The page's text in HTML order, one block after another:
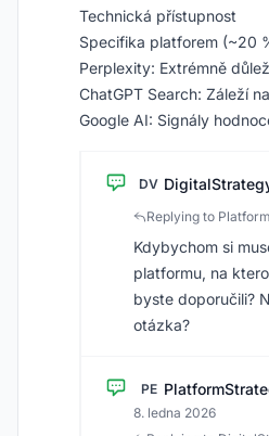
Technická přístupnost
Specifika platforem (~20
Perplexity: Extrémně
ChatGPT Search: Záleží
Google AI: Signály
DV
Replying to
Kdybychom si
platformu, na
byste doporučili?
otázka?
PE
8. ledna 2026